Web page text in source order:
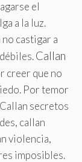
el
a la luz.
castigar a
Callan
creer que no
Por temor
secretos
callan
violencia,
imposibles.